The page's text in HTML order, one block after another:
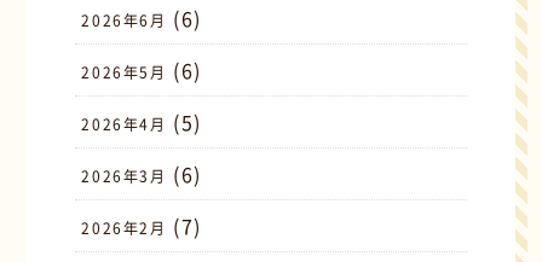
2026年6月 (6)
2026年5月 (6)
2026年4月 (5)
2026年3月 (6)
2026年2月 (7)